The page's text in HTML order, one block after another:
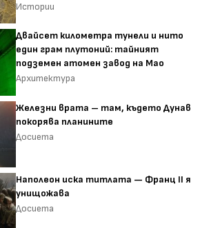
Истории
Двайсет километра тунели и нито
един грам плутоний: тайният
подземен атомен завод на Мао
Архитектура
Железни врата – там, където Дунав
покорява планините
Досиета
Наполеон иска титлата — Франц II я
унищожава
Досиета